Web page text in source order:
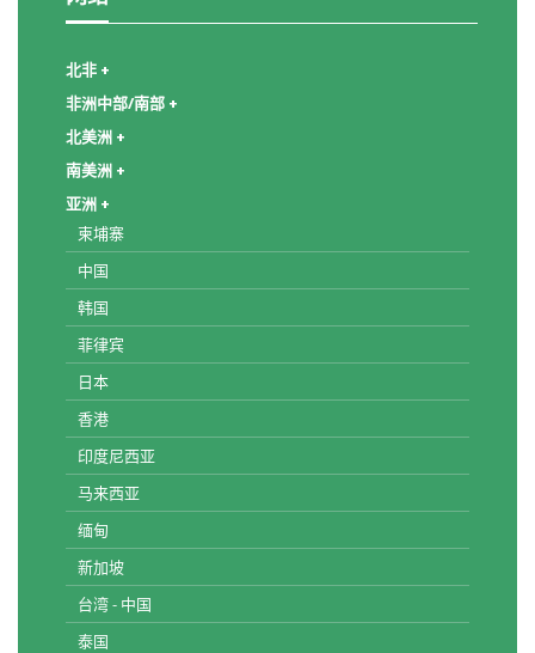
北非 +
非洲中部/南部 +
北美洲 +
南美洲 +
亚洲 +
柬埔寨
中国
韩国
菲律宾
日本
香港
印度尼西亚
马来西亚
缅甸
新加坡
台湾 - 中国
泰国